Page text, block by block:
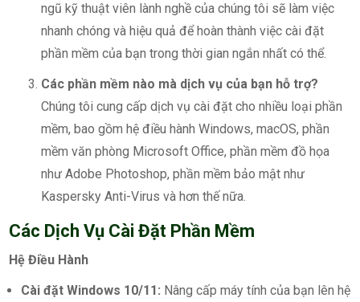
ngũ kỹ thuật viên lành nghề của chúng tôi sẽ làm việc
nhanh chóng và hiệu quả để hoàn thành việc cài đặt
phần mềm của bạn trong thời gian ngắn nhất có thể.
Các phần mềm nào mà dịch vụ của bạn hỗ trợ?
Chúng tôi cung cấp dịch vụ cài đặt cho nhiều loại phần
mềm, bao gồm hệ điều hành Windows, macOS, phần
mềm văn phòng Microsoft Office, phần mềm đồ họa
như Adobe Photoshop, phần mềm bảo mật như
Kaspersky Anti-Virus và hơn thế nữa.
Các Dịch Vụ Cài Đặt Phần Mềm
Hệ Điều Hành
Cài đặt Windows 10/11: Nâng cấp máy tính của bạn lên hệ